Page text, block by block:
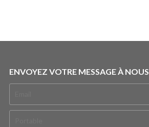
ENVOYEZ VOTRE MESSAGE À NOUS